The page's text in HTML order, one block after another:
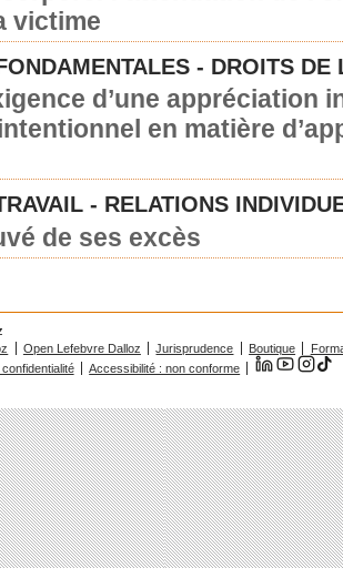
victime
- DROITS DE
d’une appréciation
intentionnel en matière
- RELATIONS
de ses excès
Open Lefebvre Dalloz Jurisprudence Boutique
Accessibilité : non conforme